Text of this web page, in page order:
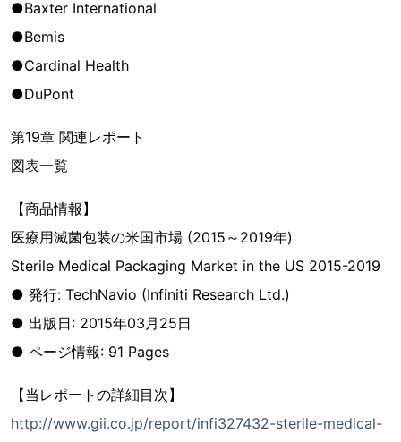
●Baxter International
●Bemis
●Cardinal Health
●DuPont
第19章 関連レポート
図表一覧
【商品情報】
医療用滅菌包装の米国市場 (2015～2019年)
Sterile Medical Packaging Market in the US 2015-2019
● 発行: TechNavio (Infiniti Research Ltd.)
● 出版日: 2015年03月25日
● ページ情報: 91 Pages
【当レポートの詳細目次】
http://www.gii.co.jp/report/infi327432-sterile-medical-